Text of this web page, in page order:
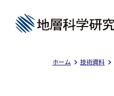
ホーム 技術資料